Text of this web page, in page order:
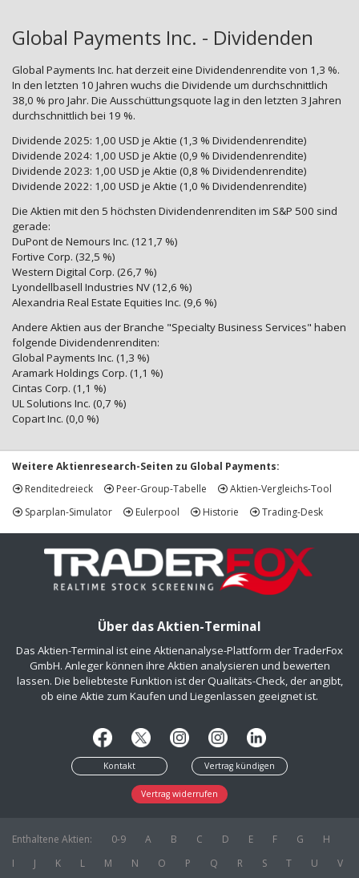
Global Payments Inc. - Dividenden
Global Payments Inc. hat derzeit eine Dividendenrendite von 1,3 %.
In den letzten 10 Jahren wuchs die Dividende um durchschnittlich
38,0 % pro Jahr. Die Ausschüttungsquote lag in den letzten 3 Jahren
durchschnittlich bei 19 %.
Dividende 2025: 1,00 USD je Aktie (1,3 % Dividendenrendite)
Dividende 2024: 1,00 USD je Aktie (0,9 % Dividendenrendite)
Dividende 2023: 1,00 USD je Aktie (0,8 % Dividendenrendite)
Dividende 2022: 1,00 USD je Aktie (1,0 % Dividendenrendite)
Die Aktien mit den 5 höchsten Dividendenrenditen im S&P 500 sind
gerade:
DuPont de Nemours Inc. (121,7 %)
Fortive Corp. (32,5 %)
Western Digital Corp. (26,7 %)
Lyondellbasell Industries NV (12,6 %)
Alexandria Real Estate Equities Inc. (9,6 %)
Andere Aktien aus der Branche "Specialty Business Services" haben
folgende Dividendenrenditen:
Global Payments Inc. (1,3 %)
Aramark Holdings Corp. (1,1 %)
Cintas Corp. (1,1 %)
UL Solutions Inc. (0,7 %)
Copart Inc. (0,0 %)
Weitere Aktienresearch-Seiten zu Global Payments:
Renditedreieck
Peer-Group-Tabelle
Aktien-Vergleichs-Tool
Sparplan-Simulator
Eulerpool Historie Trading-Desk
Über das Aktien-Terminal
Das Aktien-Terminal ist eine Aktienanalyse-Plattform der TraderFox
GmbH. Anleger können ihre Aktien analysieren und bewerten
lassen. Die beliebteste Funktion ist der Qualitäts-Check, der angibt,
ob eine Aktie zum Kaufen und Liegenlassen geeignet ist.
Kontakt Vertrag kündigen
Vertrag widerrufen
Enthaltene Aktien: 0-9 A B C D E F G
H
I
J K L M N O P Q R S T U V